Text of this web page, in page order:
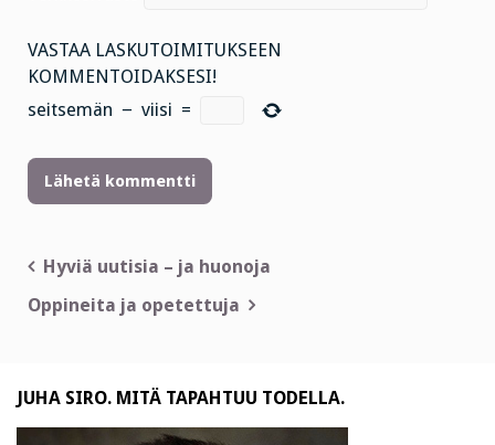
VASTAA LASKUTOIMITUKSEEN
KOMMENTOIDAKSESI!
seitsemän − viisi =
Artikkelien
selaus
Hyviä uutisia – ja huonoja
Oppineita ja opetettuja
JUHA SIRO. MITÄ TAPAHTUU TODELLA.